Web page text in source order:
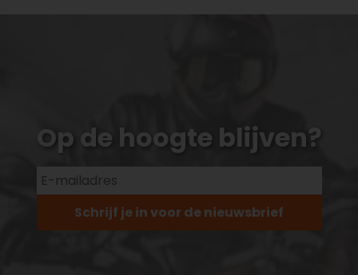
Op de hoogte blijven?
Schrijf je in voor de nieuwsbrief